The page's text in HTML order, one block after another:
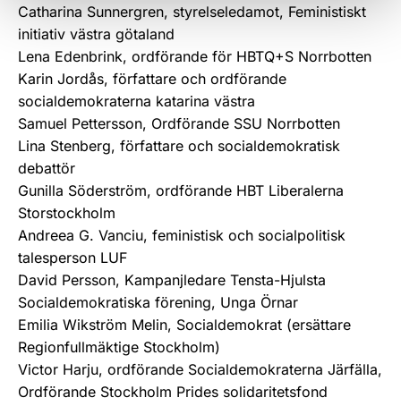
Catharina Sunnergren, styrelseledamot, Feministiskt
initiativ västra götaland
Lena Edenbrink, ordförande för HBTQ+S Norrbotten
Karin Jordås, författare och ordförande
socialdemokraterna katarina västra
Samuel Pettersson, Ordförande SSU Norrbotten
Lina Stenberg, författare och socialdemokratisk
debattör
Gunilla Söderström, ordförande HBT Liberalerna
Storstockholm
Andreea G. Vanciu, feministisk och socialpolitisk
talesperson LUF
David Persson, Kampanjledare Tensta-Hjulsta
Socialdemokratiska förening, Unga Örnar
Emilia Wikström Melin, Socialdemokrat (ersättare
Regionfullmäktige Stockholm)
Victor Harju, ordförande Socialdemokraterna Järfälla,
Ordförande Stockholm Prides solidaritetsfond